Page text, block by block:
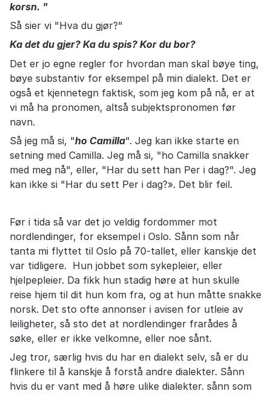
korsn. "
Så sier vi "Hva du gjør?"
Ka det du gjer? Ka du spis? Kor du bor?
Det er jo egne regler for hvordan man skal bøye ting,
bøye substantiv for eksempel på min dialekt. Det er
også et kjennetegn faktisk, som jeg kom på nå, er at
vi må ha pronomen, altså subjektspronomen før
navn.
Så jeg må si, "ho Camilla". Jeg kan ikke starte en
setning med Camilla. Jeg må si, "ho Camilla snakker
med meg nå", eller, "Har du sett han Per i dag?". Jeg
kan ikke si "Har du sett Per i dag?». Det blir feil.
Før i tida så var det jo veldig fordommer mot
nordlendinger, for eksempel i Oslo. Sånn som når
tanta mi flyttet til Oslo på 70-tallet, eller kanskje det
var tidligere. Hun jobbet som sykepleier, eller
hjelpepleier. Da fikk hun stadig høre at hun skulle
reise hjem til dit hun kom fra, og at hun måtte snakke
norsk. Det sto ofte annonser i avisen for utleie av
leiligheter, så sto det at nordlendinger frarådes å
søke, eller er ikke velkomne, eller noe sånt.
Jeg tror, særlig hvis du har en dialekt selv, så er du
flinkere til å kanskje å forstå andre dialekter. Sånn
hvis du er vant med å høre ulike dialekter. sånn som